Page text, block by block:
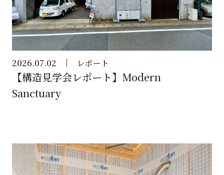
2026.07.02 レポート
【構造見学会レポート】Modern
Sanctuary